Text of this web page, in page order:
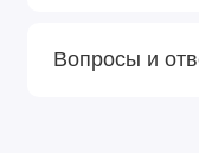
Вопросы и